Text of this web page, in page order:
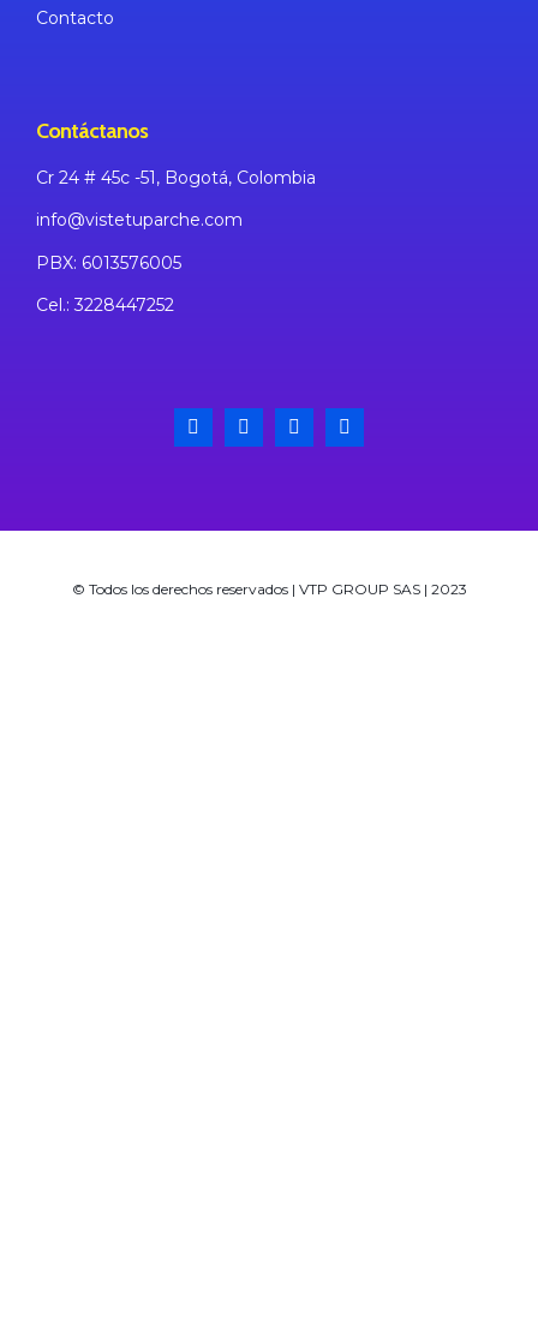
Contacto
Contáctanos
Cr 24 # 45c -51, Bogotá, Colombia
info@vistetuparche.com
PBX: 6013576005
Cel.: 3228447252
© Todos los derechos reservados | VTP GROUP SAS | 2023